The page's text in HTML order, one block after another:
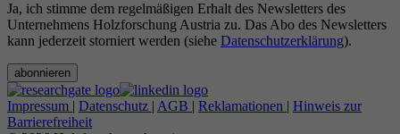
Ja, ich stimme dem regelmäßigen Erhalt des Newsletters des
Unternehmens Holzforschung Austria zu. Das Abo des Newsletters
kann jederzeit storniert werden (siehe Datenschutzerklärung).
abonnieren
Impressum | Datenschutz | AGB | Reklamationen | Hinweis zur
Barrierefreiheit